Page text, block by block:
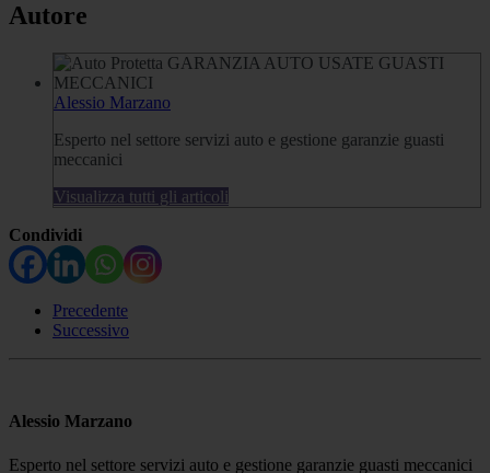
Autore
Alessio Marzano
Esperto nel settore servizi auto e gestione garanzie guasti
meccanici
Visualizza tutti gli articoli
Condividi
Precedente
Successivo
Alessio Marzano
Esperto nel settore servizi auto e gestione garanzie guasti meccanici